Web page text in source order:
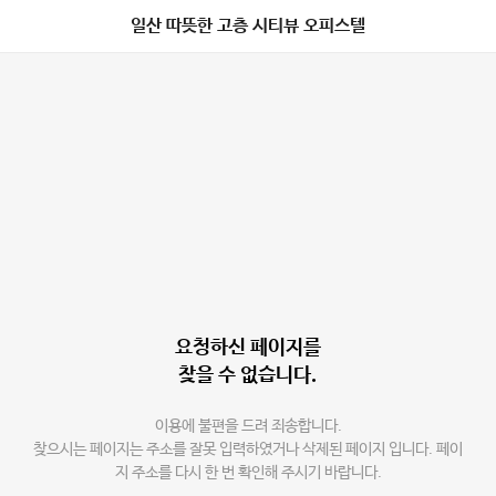
일산 따뜻한 고층 시티뷰 오피스텔
요청하신 페이지를
찾을 수 없습니다.
이용에 불편을 드려 죄송합니다.
찾으시는 페이지는 주소를 잘못 입력하였거나 삭제된 페이지 입니다. 페이
지 주소를 다시 한 번 확인해 주시기 바랍니다.